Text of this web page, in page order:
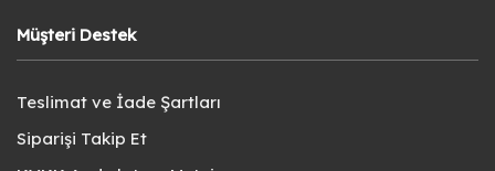
Müşteri Destek
Teslimat ve İade Şartları
Siparişi Takip Et